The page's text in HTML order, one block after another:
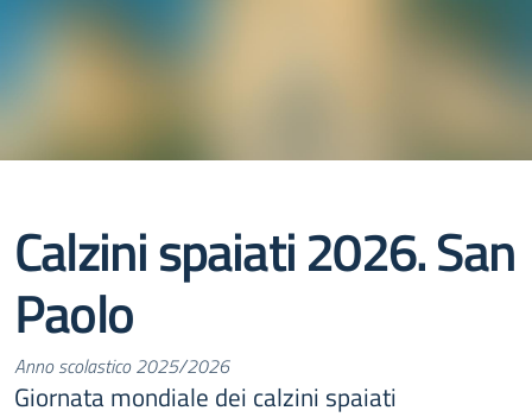
Calzini spaiati 2026. San
Paolo
Anno scolastico 2025/2026
Giornata mondiale dei calzini spaiati